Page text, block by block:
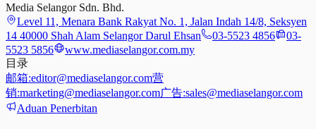
Media Selangor Sdn. Bhd.
Level 11, Menara Bank Rakyat No. 1, Jalan Indah 14/8, Seksyen
14 40000 Shah Alam Selangor Darul Ehsan
03-5523 4856
03-
5523 5856
www.mediaselangor.com.my
目录
邮箱:editor@mediaselangor.com营
销:marketing@mediaselangor.com广告:sales@mediaselangor.com
Aduan Penerbitan